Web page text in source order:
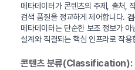
메타데이터가 콘텐츠의 주제, 출처,
검색 품질을 정교하게 제어합니다.
메타데이터는 단순한 보조 정보가
설계와 직결되는 핵심 인프라로 작용
콘텐츠 분류(Classification):